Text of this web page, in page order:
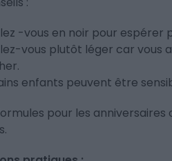
-vous en noir pour espérer
vous plutôt léger car vous
enfants peuvent être
pour les